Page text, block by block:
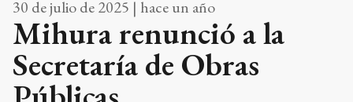
30 de julio de 2025 | hace un año
Mihura renunció a la
Secretaría de Obras